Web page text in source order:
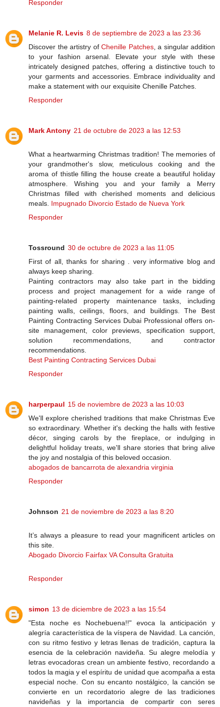
Responder
Melanie R. Levis 8 de septiembre de 2023 a las 23:36
Discover the artistry of Chenille Patches, a singular addition
to your fashion arsenal. Elevate your style with these
intricately designed patches, offering a distinctive touch to
your garments and accessories. Embrace individuality and
make a statement with our exquisite Chenille Patches.
Responder
Mark Antony 21 de octubre de 2023 a las 12:53
What a heartwarming Christmas tradition! The memories of
your grandmother's slow, meticulous cooking and the
aroma of thistle filling the house create a beautiful holiday
atmosphere. Wishing you and your family a Merry
Christmas filled with cherished moments and delicious
meals. Impugnado Divorcio Estado de Nueva York
Responder
Tossround 30 de octubre de 2023 a las 11:05
First of all, thanks for sharing . very informative blog and
always keep sharing.
Painting contractors may also take part in the bidding
process and project management for a wide range of
painting-related property maintenance tasks, including
painting walls, ceilings, floors, and buildings. The Best
Painting Contracting Services Dubai Professional offers on-
site management, color previews, specification support,
solution recommendations, and contractor
recommendations.
Best Painting Contracting Services Dubai
Responder
harperpaul 15 de noviembre de 2023 a las 10:03
We'll explore cherished traditions that make Christmas Eve
so extraordinary. Whether it's decking the halls with festive
décor, singing carols by the fireplace, or indulging in
delightful holiday treats, we'll share stories that bring alive
the joy and nostalgia of this beloved occasion.
abogados de bancarrota de alexandria virginia
Responder
Johnson 21 de noviembre de 2023 a las 8:20
It’s always a pleasure to read your magnificent articles on
this site.
Abogado Divorcio Fairfax VA Consulta Gratuita
Responder
simon 13 de diciembre de 2023 a las 15:54
"Esta noche es Nochebuena!!" evoca la anticipación y
alegría característica de la víspera de Navidad. La canción,
con su ritmo festivo y letras llenas de tradición, captura la
esencia de la celebración navideña. Su alegre melodía y
letras evocadoras crean un ambiente festivo, recordando a
todos la magia y el espíritu de unidad que acompaña a esta
especial noche. Con su encanto nostálgico, la canción se
convierte en un recordatorio alegre de las tradiciones
navideñas y la importancia de compartir con seres